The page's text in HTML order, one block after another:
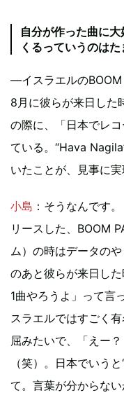
自分が作った曲に
くるっていうのはた
―イスラエルのBOOM
8月に彼らが来日した
の際に、「日本でレ
ている。“Hava
いたことが、見事に実
小島 ：そうなんです
リースした、BOOM
ム）の時はデータの
のあと彼らが来日し
1曲やろうよ」って言
スラエルではすごく
屈みたいで、「えー
（笑）。日本でいう
て。言葉が分からな